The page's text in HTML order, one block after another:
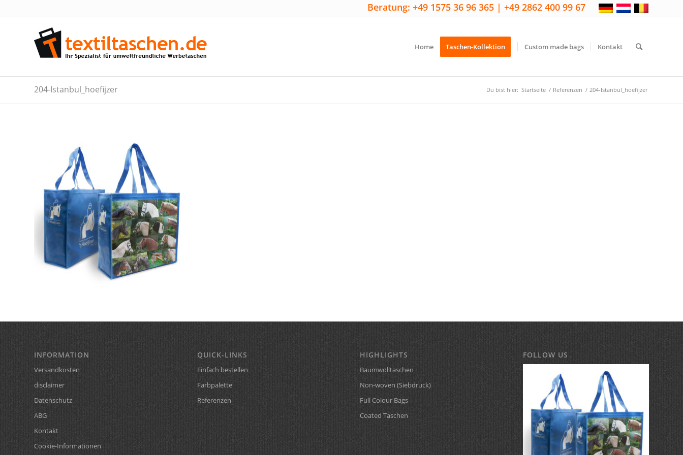
Beratung: +49 1575 36 96 365 | +49 2862 400 99 67
Home Taschen-Kollektion Custom made bags Kontakt
204-Istanbul_hoefijzer Du bist hier: Startseite / Referenzen / 204-Istanbul_hoefijzer
INFORMATION
Versandkosten
disclaimer
Datenschutz
ABG
Kontakt
Cookie-Informationen
QUICK-LINKS
Einfach bestellen
Farbpalette
Referenzen
HIGHLIGHTS
Baumwolltaschen
Non-woven (Siebdruck)
Full Colour Bags
Coated Taschen
FOLLOW US